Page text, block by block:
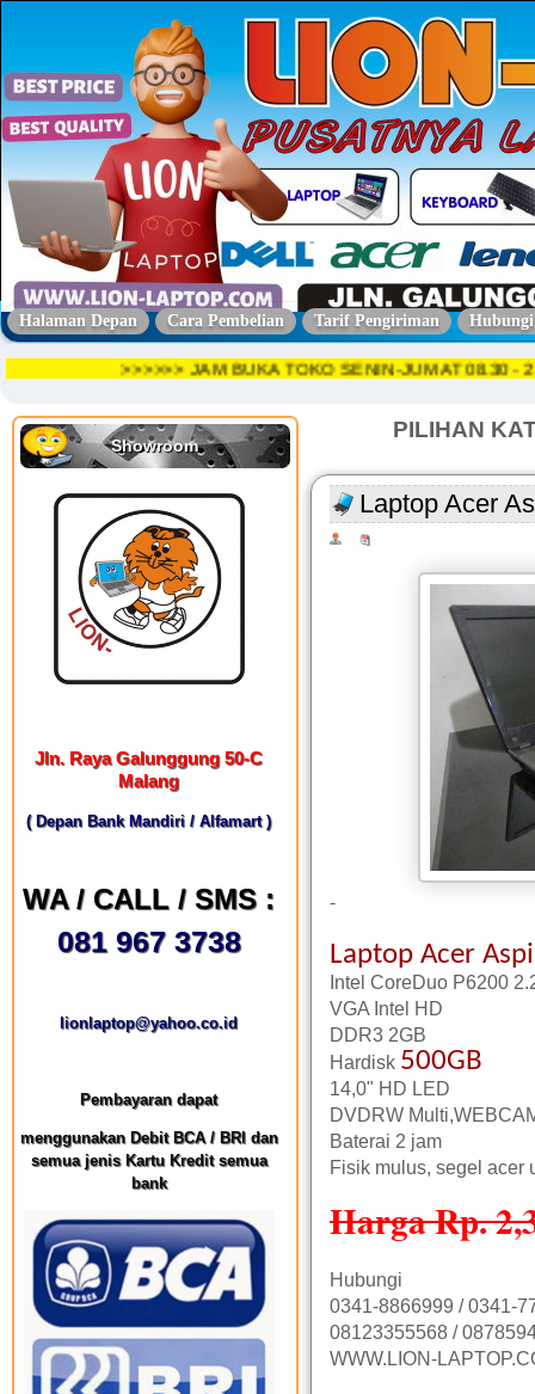
Halaman Depan Cara Pembelian Tarif Pengiriman
>>>>>> JAM BUKA TOKO SENIN-JUMAT
Showroom
Jln. Raya Galunggung 50-C
Malang
( Depan Bank Mandiri / Alfamart )
WA / CALL / SMS :
081 967 3738
lionlaptop@yahoo.co.id
Pembayaran dapat
menggunakan Debit BCA / BRI dan
semua jenis Kartu Kredit semua
bank
PILIHAN
Laptop Acer
-
Laptop Acer
Intel CoreDuo P6200
VGA Intel HD
DDR3 2GB
Hardisk 500GB
14,0" HD LED
DVDRW
Baterai 2 jam
Fisik mulus, segel acer
Harga Rp.
Hubungi
0341-8866999 / 0341-
08123355568 /
WWW.LION-